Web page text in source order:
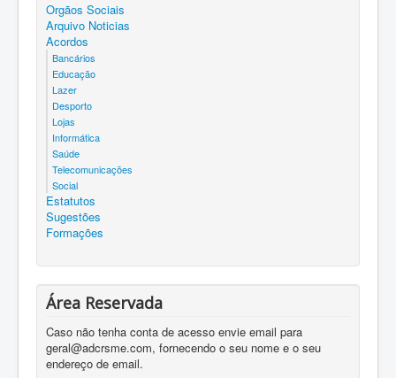
Orgãos Sociais
Arquivo Noticias
Acordos
Bancários
Educação
Lazer
Desporto
Lojas
Informática
Saúde
Telecomunicações
Social
Estatutos
Sugestões
Formações
Área Reservada
Caso não tenha conta de acesso envie email para
geral@adcrsme.com, fornecendo o seu nome e o seu
endereço de email.